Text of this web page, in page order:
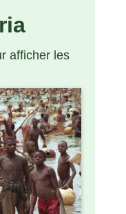
afficher les